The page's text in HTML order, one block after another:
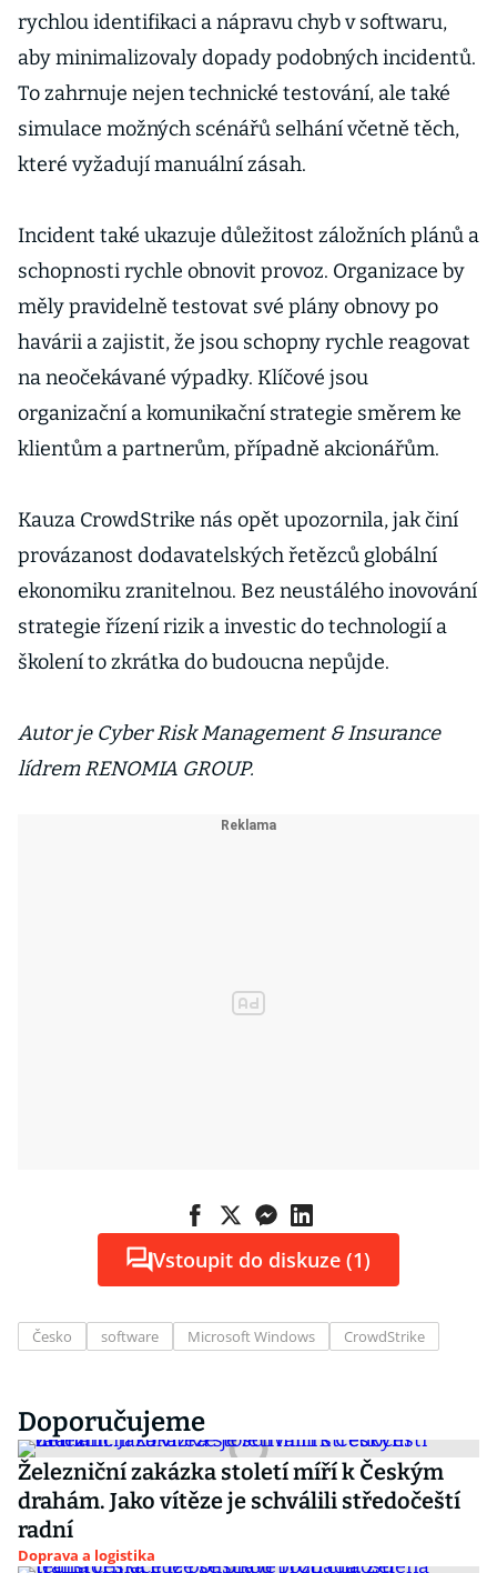
rychlou identifikaci a nápravu chyb v softwaru,
aby minimalizovaly dopady podobných incidentů.
To zahrnuje nejen technické testování, ale také
simulace možných scénářů selhání včetně těch,
které vyžadují manuální zásah.
Incident také ukazuje důležitost záložních plánů a
schopnosti rychle obnovit provoz. Organizace by
měly pravidelně testovat své plány obnovy po
havárii a zajistit, že jsou schopny rychle reagovat
na neočekávané výpadky. Klíčové jsou
organizační a komunikační strategie směrem ke
klientům a partnerům, případně akcionářům.
Kauza CrowdStrike nás opět upozornila, jak činí
provázanost dodavatelských řetězců globální
ekonomiku zranitelnou. Bez neustálého inovování
strategie řízení rizik a investic do technologií a
školení to zkrátka do budoucna nepůjde.
Autor je Cyber Risk Management & Insurance
lídrem RENOMIA GROUP.
Vstoupit do diskuze (1)
Česko software Microsoft Windows CrowdStrike
Doporučujeme
Železniční zakázka století míří k Českým
drahám. Jako vítěze je schválili středočeští
radní
Doprava a logistika